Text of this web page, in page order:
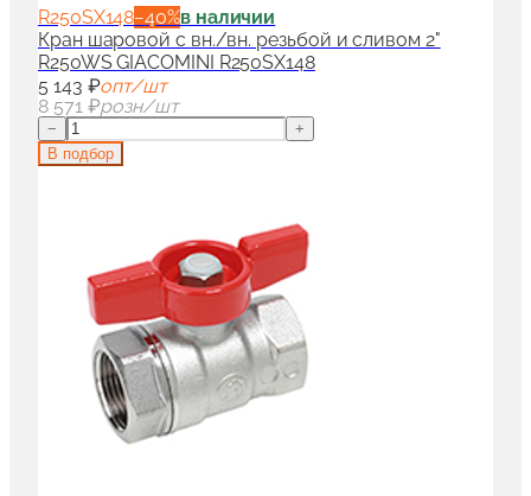
R250SX148−40%в наличии
Кран шаровой с вн./вн. резьбой и сливом 2"
R250WS GIACOMINI R250SX148
5 143 ₽опт/шт
8 571 ₽розн/шт
−
+
В подбор